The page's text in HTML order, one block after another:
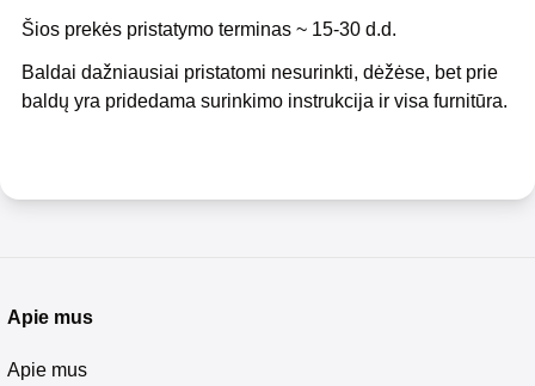
Šios prekės pristatymo terminas ~ 15-30 d.d.
Baldai dažniausiai pristatomi nesurinkti, dėžėse, bet prie
baldų yra pridedama surinkimo instrukcija ir visa furnitūra.
Apie mus
Apie mus